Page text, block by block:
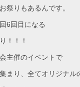
祭りもあるんです。
6回目になる
！！！
主催のイベントで
まり、全てオリジナル